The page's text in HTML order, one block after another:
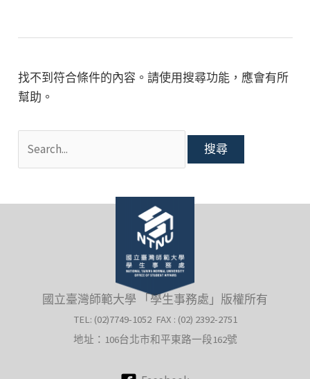
找不到符合條件的內容。請使用搜尋功能，應會有所
幫助。
尋
國立臺灣師範大學 「學生事務處」版權所有
TEL: (02)7749-1052 FAX : (02) 2392-2751
地址：106台北市和平東路一段162號